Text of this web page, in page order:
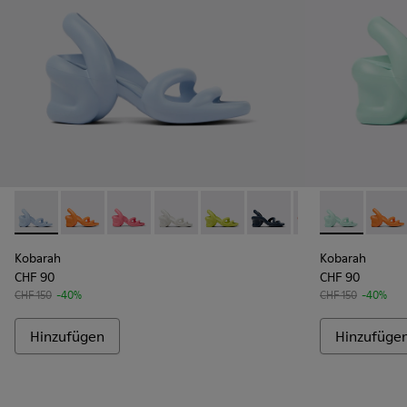
Kobarah - K100839-009 - Unisex-Sandale in Hellblau
Kobarah - K100839-034
Kobarah - K100839-032
Kobarah - K100839-028
Kobarah - K100839-027
Kobarah - K100839-
Kobarah -Kobarah -
Kobarah
CHF 90
CHF 150 -40%
Hinzufügen
Kobarah -
Kobarah
CHF 90
CHF 150 -40%